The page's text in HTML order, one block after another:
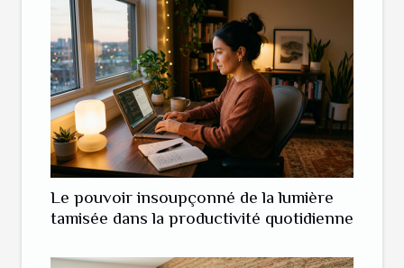
Le pouvoir insoupçonné de la lumière
tamisée dans la productivité quotidienne